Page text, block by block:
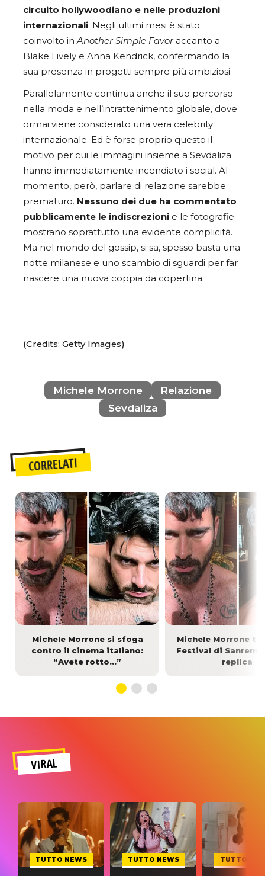
circuito hollywoodiano e nelle produzioni
internazionali. Negli ultimi mesi è stato
coinvolto inAnother Simple Favoraccanto a
Blake Lively e Anna Kendrick, confermando la
sua presenza in progetti sempre più ambiziosi.
Parallelamente continua anche il suo percorso
nella moda e nell’intrattenimento globale, dove
ormai viene considerato una vera celebrity
internazionale. Ed è forse proprio questo il
motivo per cui le immagini insieme a Sevdaliza
hanno immediatamente incendiato i social. Al
momento, però, parlare di relazione sarebbe
prematuro. Nessuno dei due ha commentato
pubblicamente le indiscrezioni e le fotografie
mostrano soprattutto una evidente complicità.
Ma nel mondo del gossip, si sa, spesso basta una
notte milanese e uno scambio di sguardi per far
nascere una nuova coppia da copertina.
(Credits: Getty Images)
Michele Morrone
Relazione
Sevdaliza
CORRELATI
Michele Morrone si sfoga
contro il cinema italiano:
“Avete rotto...”
Michele Morrone
Festival di
replica
VIRAL
TUTTO NEWS TUTTO NEWS TUTTO